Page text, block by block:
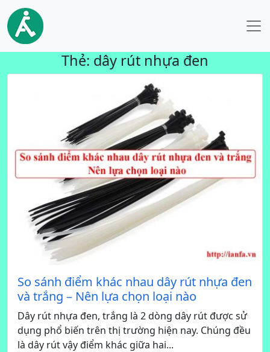
Thẻ: dây rút nhựa đen
So sánh điểm khác nhau dây rút nhựa đen
và trắng – Nên lựa chọn loại nào
Dây rút nhựa đen, trắng là 2 dòng dây rút được sử
dụng phổ biến trên thị trường hiện nay. Chúng đều
là dây rút vậy điểm khác giữa hai...